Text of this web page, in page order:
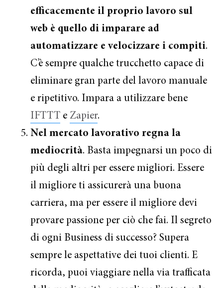
efficacemente il proprio lavoro sul
web è quello di imparare ad
automatizzare e velocizzare i compiti.
C’è sempre qualche trucchetto capace di
eliminare gran parte del lavoro manuale
e ripetitivo. Impara a utilizzare bene
IFTTT e Zapier.
Nel mercato lavorativo regna la
mediocrità. Basta impegnarsi un poco di
più degli altri per essere migliori. Essere
il migliore ti assicurerà una buona
carriera, ma per essere il migliore devi
provare passione per ciò che fai. Il segreto
di ogni Business di successo? Supera
sempre le aspettative dei tuoi clienti. E
ricorda, puoi viaggiare nella via trafficata